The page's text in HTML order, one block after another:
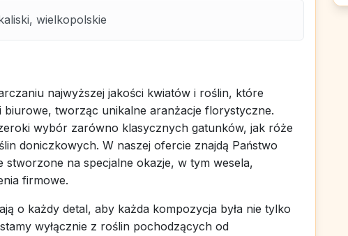
wielkopolskie
najwyższej jakości kwiatów i roślin, które
tworząc unikalne aranżacje florystyczne.
wybór zarówno klasycznych gatunków, jak róże
doniczkowych. W naszej ofercie znajdą Państwo
na specjalne okazje, w tym wesela,
firmowe.
o każdy detal, aby każda kompozycja była nie tylko
wyłącznie z roślin pochodzących od